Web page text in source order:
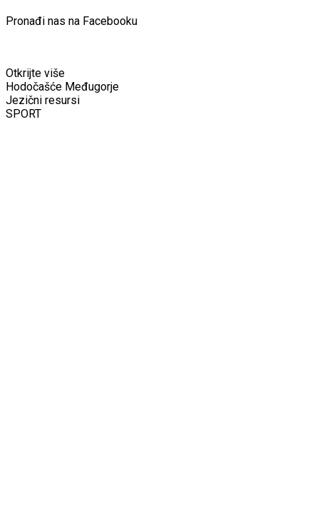
Pronađi nas na Facebooku
Otkrijte više
Hodočašće Međugorje
Jezični resursi
SPORT